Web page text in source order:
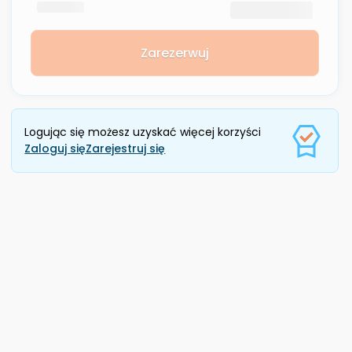
Zarezerwuj
Logując się możesz uzyskać więcej korzyści
Zaloguj sięZarejestruj się